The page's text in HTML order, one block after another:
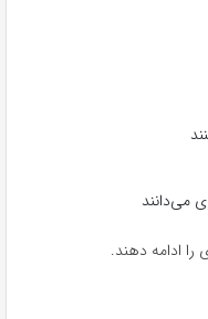
می‌دانند
ادامه دهند.